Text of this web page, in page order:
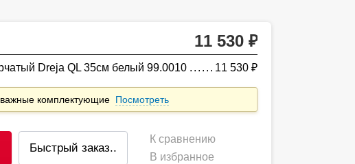
11 530
Dreja QL 35см белый 99.0010 11 530
комплектующие Посмотреть
Быстрый заказ..
К сравнению
В избранное